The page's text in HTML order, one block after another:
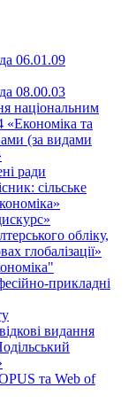
06.01.09
08.00.03
національним
«Економіка та
(за видами
ради
сільське
обліку,
глобалізації»
прикладні
видання
та Web of